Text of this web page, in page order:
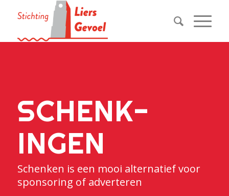
SCHENK­
INGEN
Schenken is een mooi alternatief voor
sponsoring of adverteren